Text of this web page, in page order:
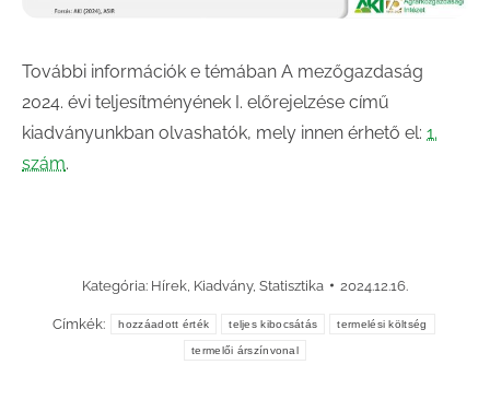
További információk e témában A mezőgazdaság
2024. évi teljesítményének I. előrejelzése című
kiadványunkban olvashatók, mely innen érhető el: 1.
szám.
Kategória: Hírek Kiadvány, Statisztika 2024.12.16.
Címkék: hozzáadott érték teljes kibocsátás termelési költség
termelői árszínvonal